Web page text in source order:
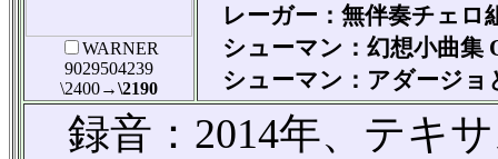
WARNER
9029504239
\2400→\2190
レーガー：無伴奏チェロ
シューマン：幻想小曲集
シューマン：アダージョ
録音：2014年、テキ